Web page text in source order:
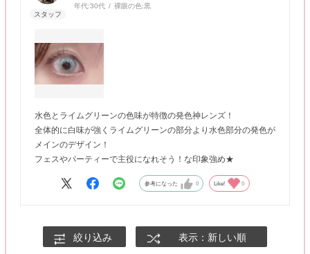
年代:30代 裸眼の色:黒
水色とライムグリーンの色味が特徴の発色神レンズ！
全体的に白味が強くライムグリーンの部分より水色部分の発色が
メインのデザイン！
フェスやパーティーで主役になれそう！な印象強め★
参考になった 0 Like! 0
絞り込み 表示：新しい順